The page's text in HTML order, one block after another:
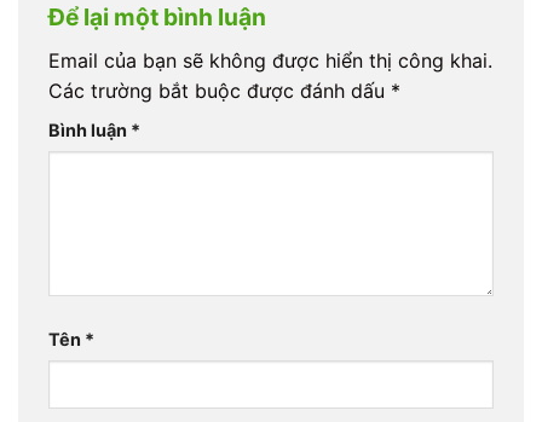
Để lại một bình luận
Email của bạn sẽ không được hiển thị công khai.
Các trường bắt buộc được đánh dấu *
Bình luận *
Tên *